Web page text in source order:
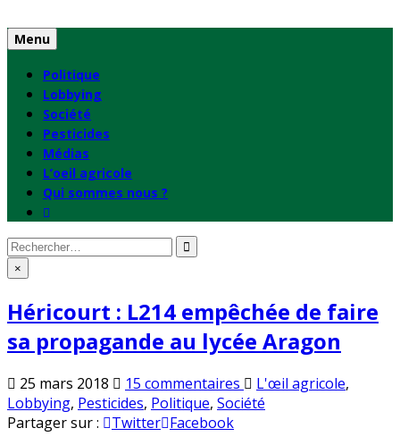
to
content
Menu
Politique
Lobbying
Société
Pesticides
Médias
L’oeil agricole
Qui sommes nous ?
Rechercher
: ×
Héricourt : L214 empêchée de faire
sa propagande au lycée Aragon
25 mars 2018 15 commentaires sur
Héricourt
Publié
en
L'œil agricole,
Lobbying, Pesticides, Politique, Société
Partager sur :
Twitter Facebook